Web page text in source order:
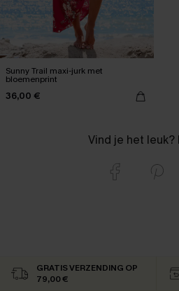
Sunny Trail maxi-jurk met
bloemenprint
36,00 €
Vind je het leuk?
GRATIS VERZENDING OP
79,00 €